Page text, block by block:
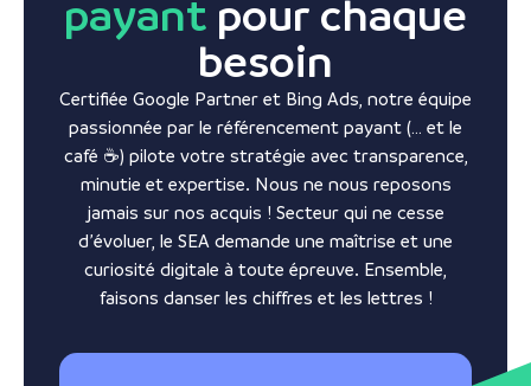
payant pour chaque
besoin
Certifiée Google Partner et Bing Ads, notre équipe
passionnée par le référencement payant (… et le
café ☕) pilote votre stratégie avec transparence,
minutie et expertise. Nous ne nous reposons
jamais sur nos acquis ! Secteur qui ne cesse
d’évoluer, le SEA demande une maîtrise et une
curiosité digitale à toute épreuve. Ensemble,
faisons danser les chiffres et les lettres !